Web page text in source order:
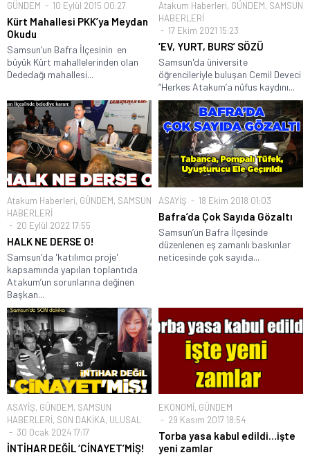
GÜNDEM 10 Eylül 2015 00:27
Kürt Mahallesi PKK’ya Meydan
Okudu
Samsun’un Bafra İlçesinin en
büyük Kürt mahallelerinden olan
Dededağı mahallesi...
Atakum Haberleri, GÜNDEM, SAMSUN
HABERLERİ
17 Ekim 2021 15:23
‘EV, YURT, BURS’ SÖZÜ
Samsun'da üniversite
öğrencileriyle buluşan Cemil Deveci
“Herkes Atakum’a nüfus kaydını...
Atakum Haberleri, GÜNDEM, SAMSUN
HABERLERİ
20 Eylül 2022 17:55
HALK NE DERSE O!
Samsun'da 'katılımcı proje'
kapsamında yapılan toplantıda
Atakum’un sorunlarına değinen
Başkan...
ASAYİŞ 18 Ekim 2018 01:03
Bafra’da Çok Sayıda Gözaltı
Samsun’un Bafra İlçesinde
düzenlenen eş zamanlı baskınlar
neticesinde çok sayıda...
ASAYİŞ, GÜNDEM, SAMSUN
HABERLERİ, SON DAKİKA, ULUSAL
30 Ocak 2024 17:17
İNTİHAR DEĞİL ‘CİNAYET’MİŞ!
EKONOMİ, GÜNDEM
29 Kasım 2017 18:54
Torba yasa kabul edildi…işte
yeni zamlar